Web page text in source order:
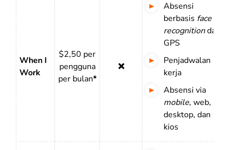
When I
Work
$2,50 per
pengguna
per bulan*
❌
Absensi
berbasis face
recognitiondan
GPS
Penjadwalan
kerja
Absensi via
mobile, web,
desktop, dan
kios